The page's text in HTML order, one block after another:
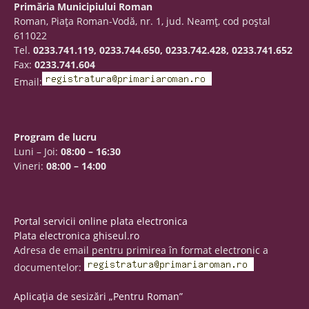
Primăria Municipiului Roman
Roman, Piaţa Roman-Vodă, nr. 1, jud. Neamţ, cod poştal
611022
Tel. 0233.741.119, 0233.744.650, 0233.742.428, 0233.741.652
Fax: 0233.741.604
Email:
Program de lucru
Luni – Joi: 08:00 – 16:30
Vineri: 08:00 – 14:00
Portal servicii online plata electronica
Plata electronica ghiseul.ro
Adresa de email pentru primirea în format electronic a
documentelor:
Aplicația de sesizări „Pentru Roman”